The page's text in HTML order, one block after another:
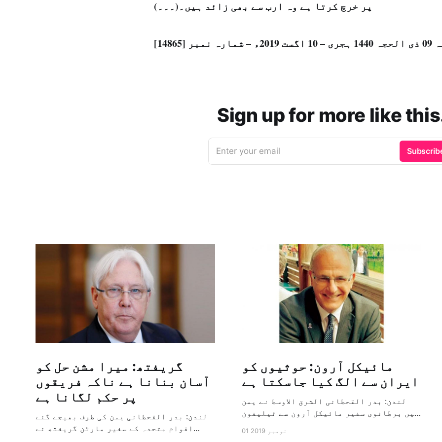
پر خرچ کرتا ہے وہ ارب سے بھی زائد ہیں۔(۔۔۔)
[14865]
Sign up for more like
Enter your email
گریفتھ: میرا مشن حل کو
آسان بنانا ہے ناکہ فریقوں
پر حکم لگانا ہے
لندن: بدر القحطانی یمن کی طرف بھیجے گئے
اقوام متحدہ کے سفیر مارٹن گریفتھ نے
مائیکل آرون: حوثیوں کو
ایران سے الگ کیا جاسکتا ہے
لندن: بدر القحطانی الشرق الاوسط نے یمن
میں برطانوی سفیر مائیکل آرون سے ٹیلیفون
کہ کیا ایران کو حوثیوں سے الگ کیا جاسکتا
01 نومبر 2019